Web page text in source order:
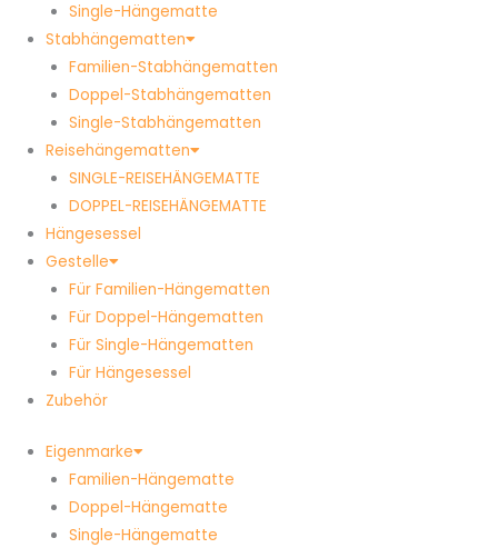
Single-Hängematte
Stabhängematten
Familien-Stabhängematten
Doppel-Stabhängematten
Single-Stabhängematten
Reisehängematten
SINGLE-REISEHÄNGEMATTE
DOPPEL-REISEHÄNGEMATTE
Hängesessel
Gestelle
Für Familien-Hängematten
Für Doppel-Hängematten
Für Single-Hängematten
Für Hängesessel
Zubehör
Eigenmarke
Familien-Hängematte
Doppel-Hängematte
Single-Hängematte